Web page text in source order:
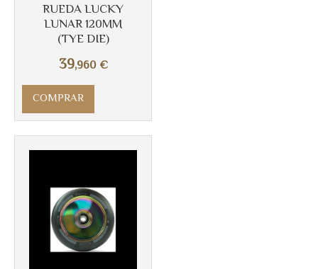
RUEDA LUCKY
LUNAR 120MM
(TYE DIE)
39,960 €
COMPRAR